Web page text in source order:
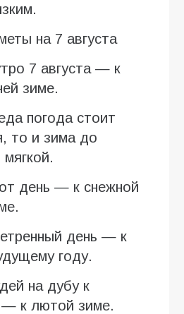
на 7 августа
7 августа — к
зиме.
погода стоит
то и зима до
день — к снежной
день — к
году.
на дубу к
к лютой зиме.